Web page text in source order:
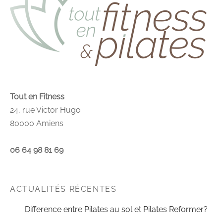
Tout en Fitness
24, rue Victor Hugo
80000 Amiens
06 64 98 81 69
ACTUALITÉS RÉCENTES
Difference entre Pilates au sol et Pilates Reformer?